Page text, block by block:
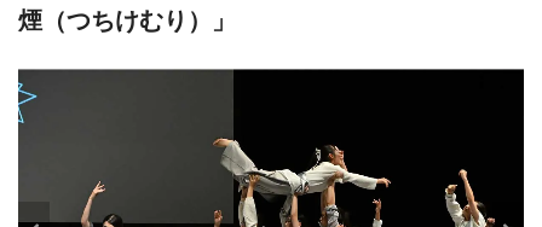
煙（つちけむり）」